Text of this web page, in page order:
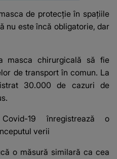
de protecție în spațiile
nu este încă obligatorie, dar
masca chirurgicală să fie
de transport în comun. La
30.000 de cazuri de
Covid-19 înregistrează o
verii
o măsură similară ca cea